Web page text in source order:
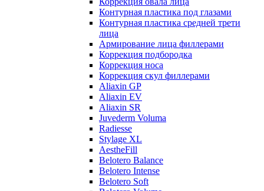
Контурная пластика под глазами
Контурная пластика средней трети
лица
Армирование лица филлерами
Коррекция подбородка
Коррекция носа
Коррекция скул филлерами
Aliaxin GP
Aliaxin EV
Aliaxin SR
Juvederm Voluma
Radiesse
Stylage XL
AestheFill
Belotero Balance
Belotero Intense
Belotero Soft